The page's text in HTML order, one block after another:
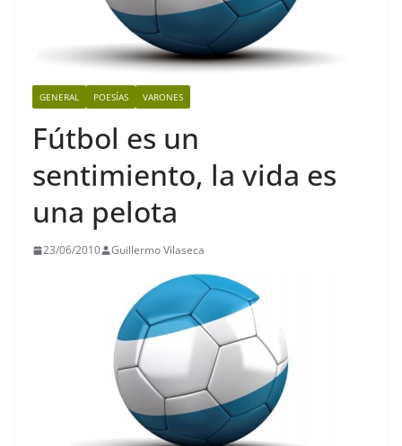
GENERAL POESÍAS VARONES
Fútbol es un
sentimiento, la vida es
una pelota
23/06/2010 Guillermo Vilaseca